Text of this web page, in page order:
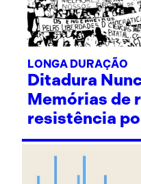
LONGA DURAÇÃO
Ditadura
Memórias de
resistência